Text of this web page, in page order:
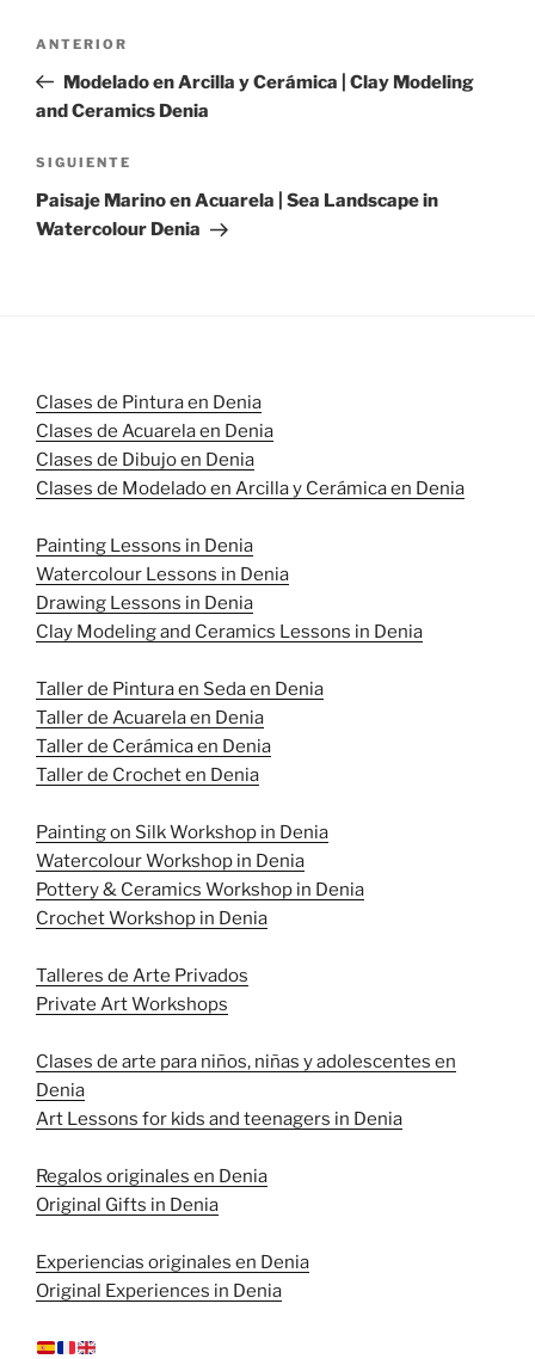
entradas
Entrada
anterior:
ANTERIOR
Modelado en Arcilla y Cerámica | Clay Modeling
and Ceramics Denia
Siguiente
entrada
SIGUIENTE
Paisaje Marino en Acuarela | Sea Landscape in
Watercolour Denia
Clases de Pintura en Denia
Clases de Acuarela en Denia
Clases de Dibujo en Denia
Clases de Modelado en Arcilla y Cerámica en Denia
Painting Lessons in Denia
Watercolour Lessons in Denia
Drawing Lessons in Denia
Clay Modeling and Ceramics Lessons in Denia
Taller de Pintura en Seda en Denia
Taller de Acuarela en Denia
Taller de Cerámica en Denia
Taller de Crochet en Denia
Painting on Silk Workshop in Denia
Watercolour Workshop in Denia
Pottery & Ceramics Workshop in Denia
Crochet Workshop in Denia
Talleres de Arte Privados
Private Art Workshops
Clases de arte para niños, niñas y adolescentes en
Denia
Art Lessons for kids and teenagers in Denia
Regalos originales en Denia
Original Gifts in Denia
Experiencias originales en Denia
Original Experiences in Denia